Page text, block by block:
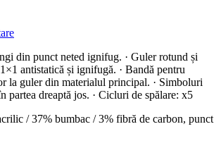
din punct neted ignifug. · Guler rotund și
antistatică și ignifugă. · Bandă pentru
la guler din materialul principal. · Simboluri
partea dreaptă jos. · Cicluri de spălare: x5
/ 37% bumbac / 3% fibră de carbon, punct